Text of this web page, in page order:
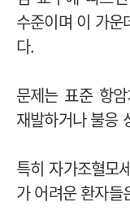
수준이며 이 가
다.
문제는 표준 항
재발하거나 불응
특히 자가조혈모
가 어려운 환자들